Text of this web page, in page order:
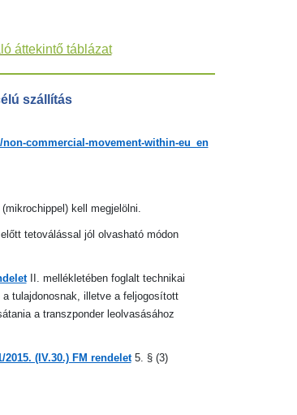
áttekintő táblázat
szállítás
commercial-movement-within-eu_en
kell megjelölni.
tetoválással jól olvasható módon
II. mellékletében foglalt technikai
tulajdonosnak, illetve a feljogosított
a transzponder leolvasásához
2015. (IV.30.) FM rendelet5. § (3)